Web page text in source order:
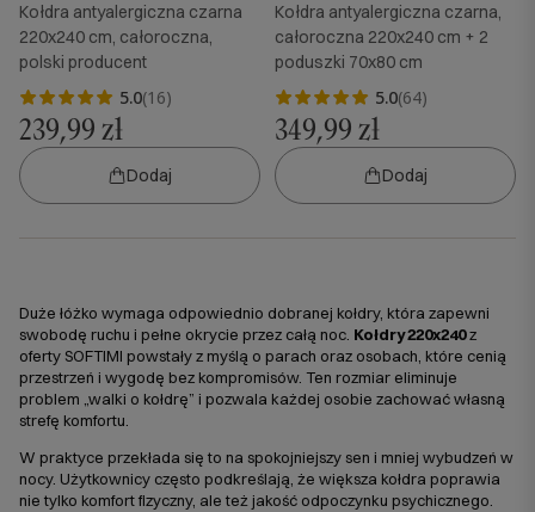
Kołdra antyalergiczna czarna
220x240 cm, całoroczna,
polski producent
5.0(16)
239,99 zł
Dodaj
Kołdra antyalergiczna czarna,
całoroczna 220x240 cm + 2
poduszki 70x80 cm
5.0(64)
349,99 zł
Dodaj
Duże łóżko wymaga odpowiednio dobranej kołdry, która zapewni
swobodę ruchu i pełne okrycie przez całą noc. Kołdry 220x240z
oferty SOFTIMI powstały z myślą o parach oraz osobach, które cenią
przestrzeń i wygodę bez kompromisów. Ten rozmiar eliminuje
problem „walki o kołdrę” i pozwala każdej osobie zachować własną
strefę komfortu.
W praktyce przekłada się to na spokojniejszy sen i mniej wybudzeń w
nocy. Użytkownicy często podkreślają, że większa kołdra poprawia
nie tylko komfort fizyczny, ale też jakość odpoczynku psychicznego.